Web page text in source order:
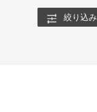
絞り込み